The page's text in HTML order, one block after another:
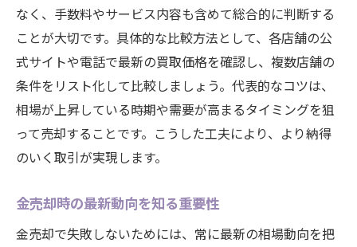
なく、手数料やサービス内容も含めて総合的に判断する
ことが大切です。具体的な比較方法として、各店舗の公
式サイトや電話で最新の買取価格を確認し、複数店舗の
条件をリスト化して比較しましょう。代表的なコツは、
相場が上昇している時期や需要が高まるタイミングを狙
って売却することです。こうした工夫により、より納得
のいく取引が実現します。
金売却時の最新動向を知る重要性
金売却で失敗しないためには、常に最新の相場動向を把